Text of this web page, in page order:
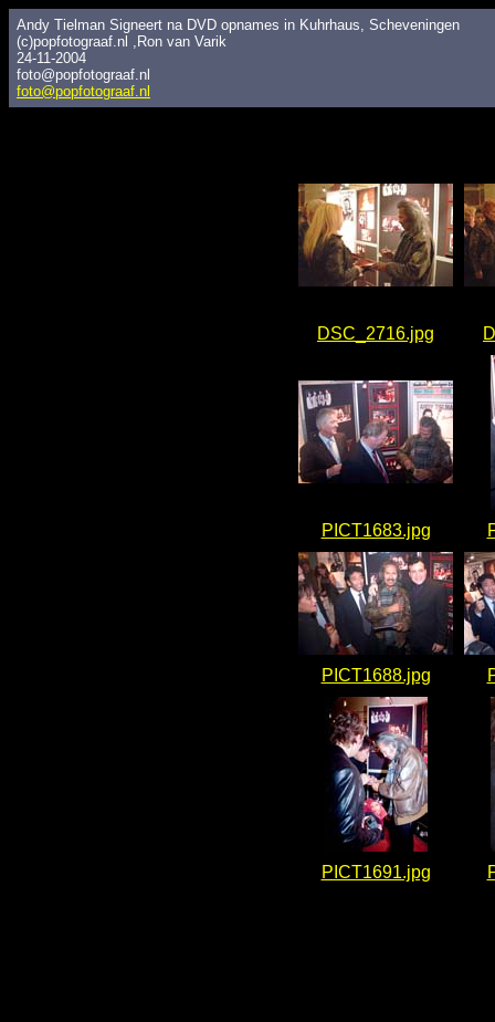
Andy Tielman Signeert na DVD opnames in Kuhrhaus, Scheveningen
(c)popfotograaf.nl ,Ron van Varik
24-11-2004
foto@popfotograaf.nl
foto@popfotograaf.nl
DSC_2716.jpg
PICT1683.jpg
PICT1688.jpg
PICT1691.jpg